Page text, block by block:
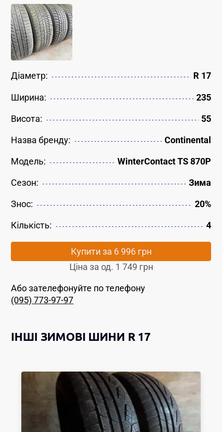
Діаметр: R 17
Ширина: 235
Висота: 55
Назва бренду: Continental
Модель: WinterContact TS 870P
Сезон: Зима
Знос: 20%
Кількість: 4
Купити за 6 996 грн
Ціна за од. 1 749 грн
Або зателефонуйте по телефону
(095) 773-97-97
ІНШІ ЗИМОВІ ШИНИ R 17